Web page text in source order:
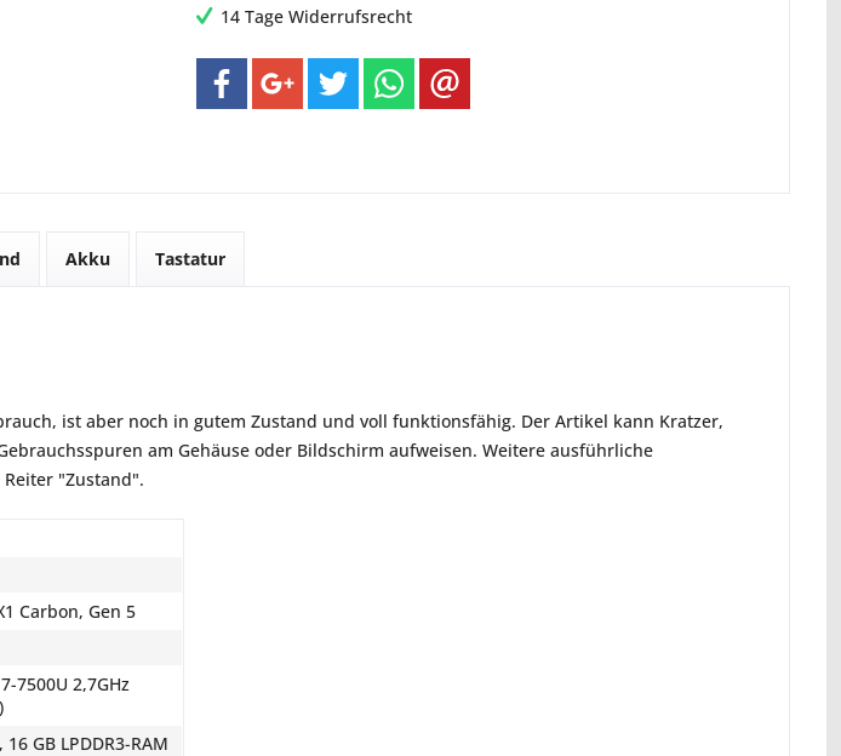
14 Tage Widerrufsrecht
Akku Tastatur
ist aber noch in gutem Zustand und voll funktionsfähig. Der Artikel kann Kratzer,
am Gehäuse oder Bildschirm aufweisen. Weitere ausführliche
"Zustand".
Carbon, Gen 5
7500U 2,7GHz
GB LPDDR3-RAM